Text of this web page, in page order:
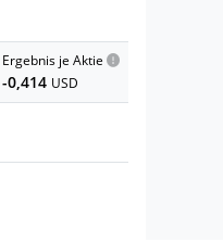
Ergebnis je Aktie
-0,414 USD